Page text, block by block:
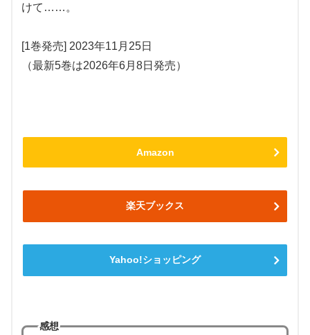
けて……。
[1巻発売] 2023年11月25日
（最新5巻は2026年6月8日発売）
Amazon
楽天ブックス
Yahoo!ショッピング
感想